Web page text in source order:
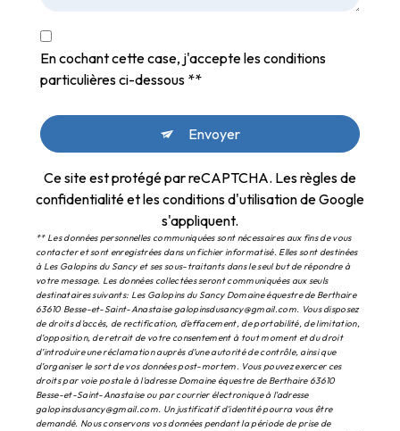
En cochant cette case, j'accepte les conditions
particulières ci-dessous **
Envoyer
Ce site est protégé par reCAPTCHA. Lesrègles de
confidentialitéet lesconditions d'utilisationde Google
s'appliquent.
** Les données personnelles communiquées sont nécessaires aux fins de vous
contacter et sont enregistrées dans un fichier informatisé. Elles sont destinées
à Les Galopins du Sancy et ses sous-traitants dans le seul but de répondre à
votre message. Les données collectées seront communiquées aux seuls
destinataires suivants: Les Galopins du Sancy Domaine équestre de Berthaire
63610 Besse-et-Saint-Anastaise galopinsdusancy@gmail.com. Vous disposez
de droits d’accès, de rectification, d’effacement, de portabilité, de limitation,
d’opposition, de retrait de votre consentement à tout moment et du droit
d’introduire une réclamation auprès d’une autorité de contrôle, ainsi que
d’organiser le sort de vos données post-mortem. Vous pouvez exercer ces
droits par voie postale à l'adresse Domaine équestre de Berthaire 63610
Besse-et-Saint-Anastaise ou par courrier électronique à l'adresse
galopinsdusancy@gmail.com. Un justificatif d'identité pourra vous être
demandé. Nous conservons vos données pendant la période de prise de